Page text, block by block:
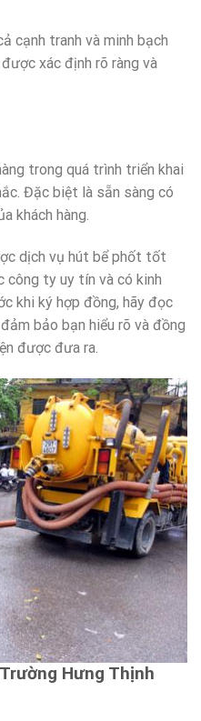
cạnh tranh và minh bạch
xác định rõ ràng và
trong quá trình triển khai
Đặc biệt là sẵn sàng có
khách hàng.
dịch vụ hút bể phốt tốt
công ty uy tín và có kinh
khi ký hợp đồng, hãy đọc
bảo bạn hiểu rõ và đồng
được đưa ra.
Hưng Thịnh